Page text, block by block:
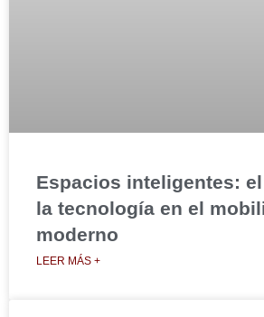
Espacios inteligentes:
la tecnología en el
moderno
LEER MÁS +